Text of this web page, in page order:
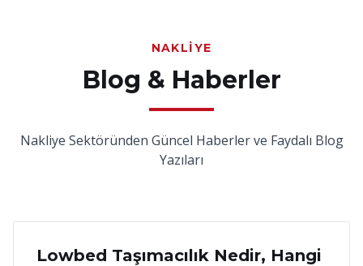
NAKLIYE
Blog & Haberler
Nakliye Sektöründen Güncel Haberler ve Faydalı Blog
Yazıları
18 Haziran 2026
Lowbed Taşımacılık Nedir, Hangi